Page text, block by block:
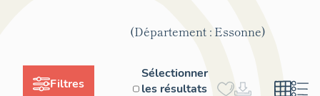
Filtres
(Département : Essonne)
Sélectionner
les résultats